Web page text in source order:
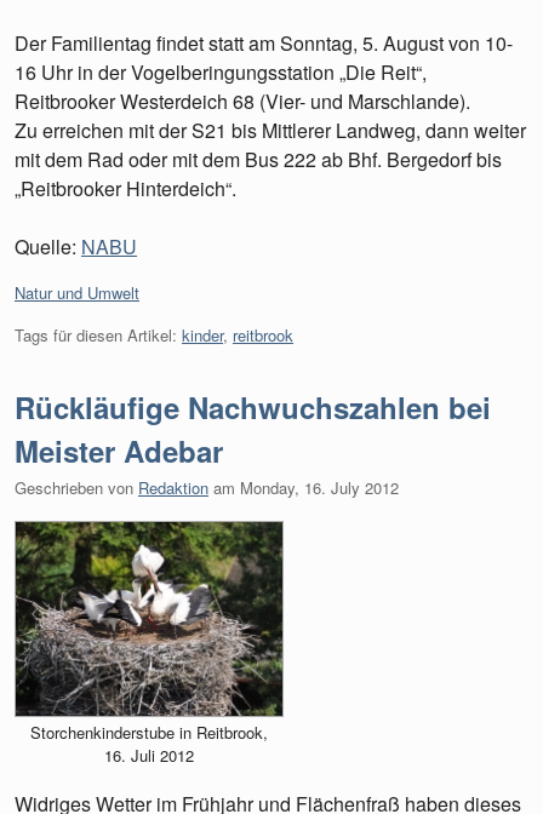
Der Familientag findet statt am Sonntag, 5. August von 10-
16 Uhr in der Vogelberingungsstation „Die Reit“,
Reitbrooker Westerdeich 68 (Vier- und Marschlande).
Zu erreichen mit der S21 bis Mittlerer Landweg, dann weiter
mit dem Rad oder mit dem Bus 222 ab Bhf. Bergedorf bis
„Reitbrooker Hinterdeich“.
Quelle: NABU
Kategorien:
Natur und Umwelt
Tags für diesen Artikel: kinder, reitbrook
Rückläufige Nachwuchszahlen bei
Meister Adebar
Geschrieben von Redaktion am Monday, 16. July 2012
Storchenkinderstube in Reitbrook,
16. Juli 2012
Widriges Wetter im Frühjahr und Flächenfraß haben dieses